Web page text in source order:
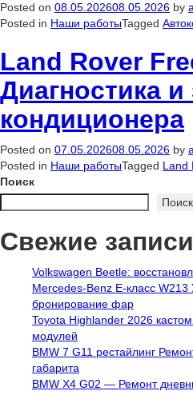
Posted on 08.05.202608.05.2026 by
Posted in Наши работыTagged
Land Rover
Диагностика и
кондиционера
Posted on 07.05.202608.05.2026 by
Posted in Наши работыTagged Land
Поиск
Поиск
Свежие записи
Volkswagen Beetle:
Mercedes-Benz E-класс W213
бронирование фар
Toyota Highlander 2026
модулей
BMW 7 G11 рестайлинг
габарита
BMW X4 G02 — Ремонт